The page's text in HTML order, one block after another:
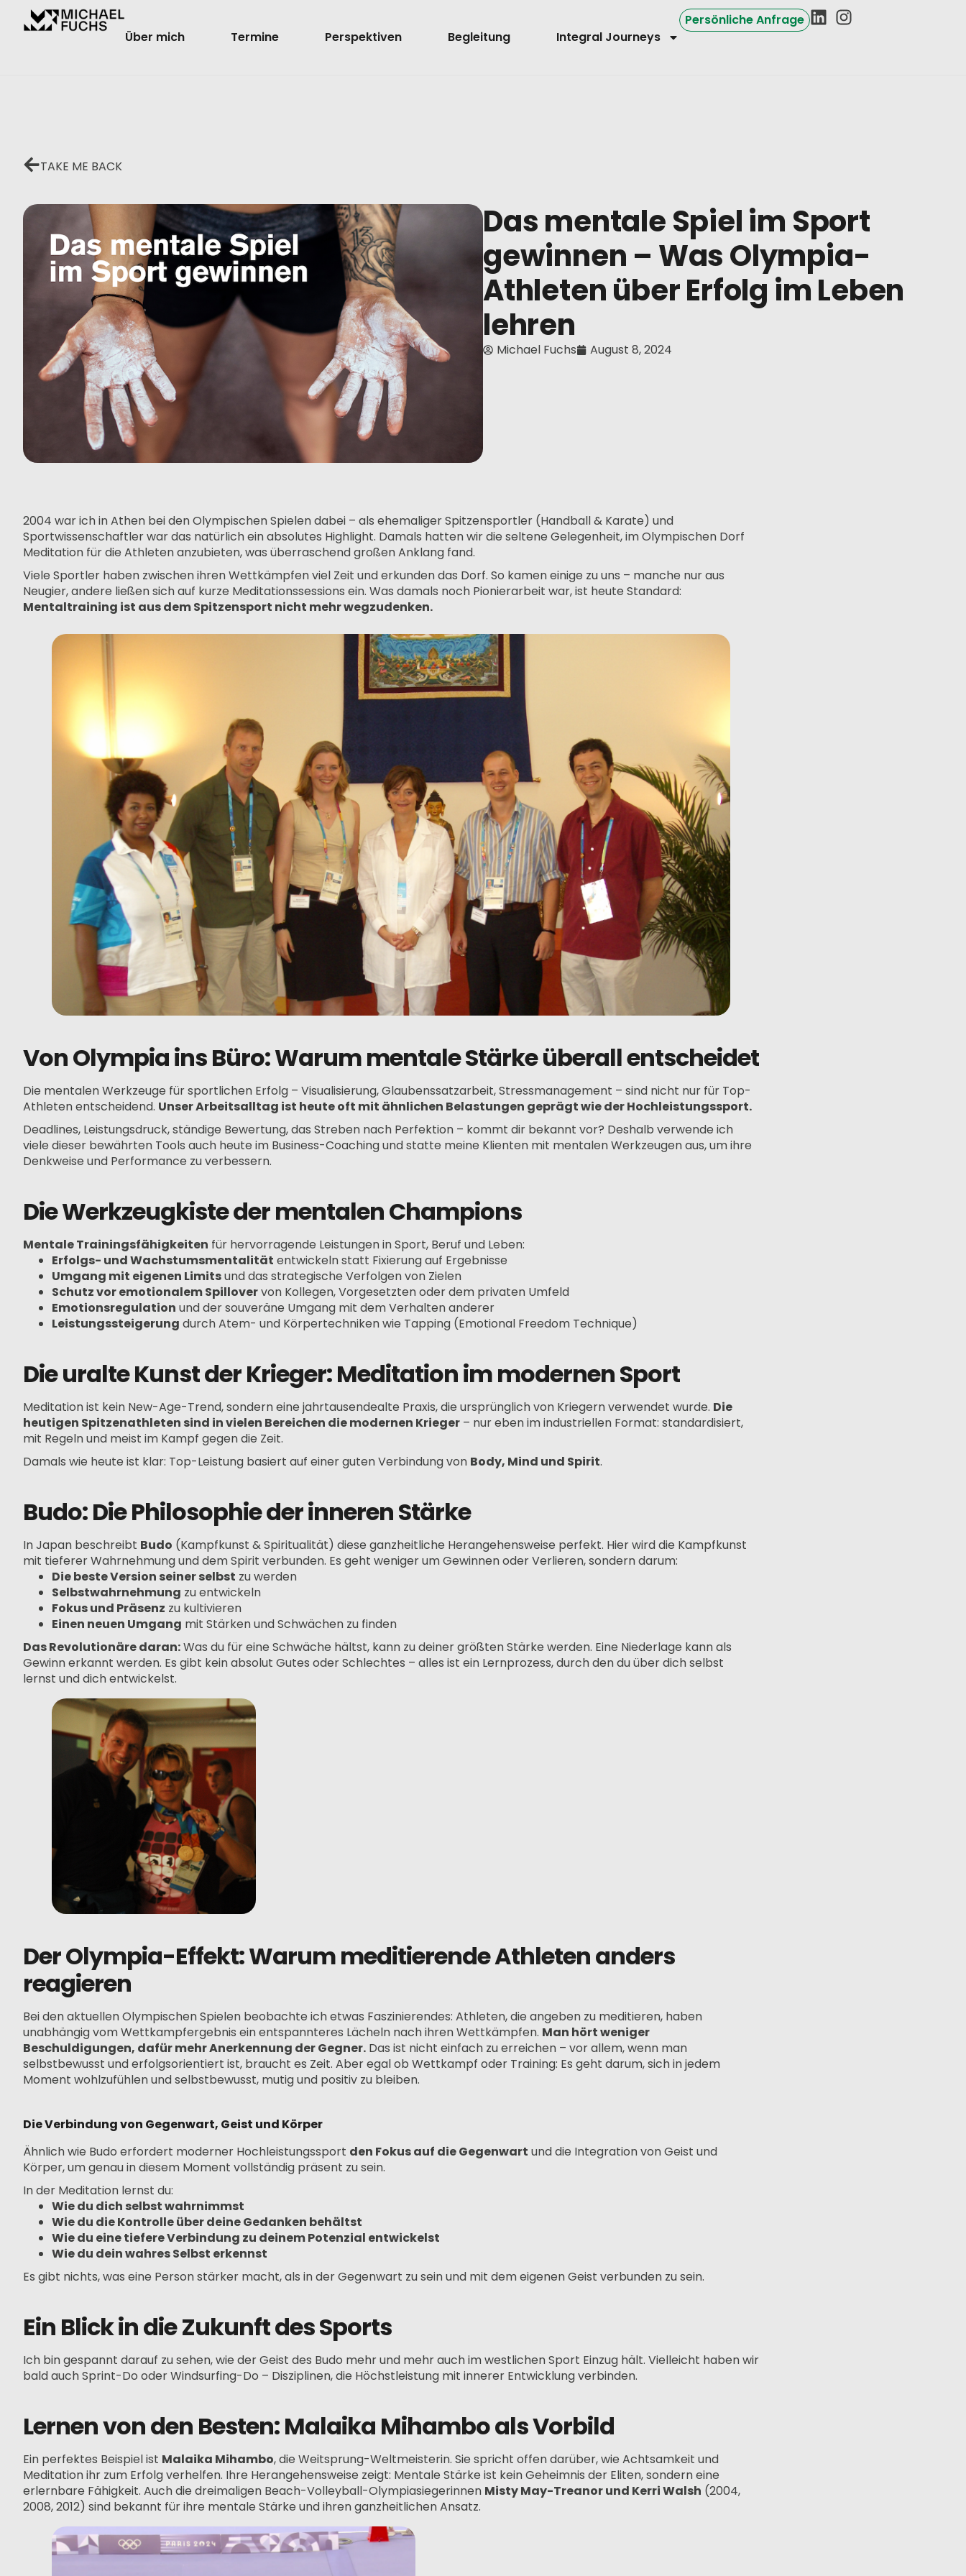
Über mich Termine Perspektiven Begleitung Integral Journeys
Persönliche Anfrage
TAKE ME BACK
Das mentale Spiel im Sport
gewinnen – Was Olympia-
Athleten über Erfolg im Leben
lehren
Michael Fuchs August 8, 2024
2004 war ich in Athen bei den Olympischen Spielen dabei – als ehemaliger Spitzensportler (Handball & Karate) und
Sportwissenschaftler war das natürlich ein absolutes Highlight. Damals hatten wir die seltene Gelegenheit, im Olympischen Dorf
Meditation für die Athleten anzubieten, was überraschend großen Anklang fand.
Viele Sportler haben zwischen ihren Wettkämpfen viel Zeit und erkunden das Dorf. So kamen einige zu uns – manche nur aus
Neugier, andere ließen sich auf kurze Meditationssessions ein. Was damals noch Pionierarbeit war, ist heute Standard:
Mentaltraining ist aus dem Spitzensport nicht mehr wegzudenken.
Von Olympia ins Büro: Warum mentale Stärke überall entscheidet
Die mentalen Werkzeuge für sportlichen Erfolg – Visualisierung, Glaubenssatzarbeit, Stressmanagement – sind nicht nur für Top-
Athleten entscheidend. Unser Arbeitsalltag ist heute oft mit ähnlichen Belastungen geprägt wie der Hochleistungssport.
Deadlines, Leistungsdruck, ständige Bewertung, das Streben nach Perfektion – kommt dir bekannt vor? Deshalb verwende ich
viele dieser bewährten Tools auch heute im Business-Coaching und statte meine Klienten mit mentalen Werkzeugen aus, um ihre
Denkweise und Performance zu verbessern.
Die Werkzeugkiste der mentalen Champions
Mentale Trainingsfähigkeiten für hervorragende Leistungen in Sport, Beruf und Leben:
Erfolgs- und Wachstumsmentalität entwickeln statt Fixierung auf Ergebnisse
Umgang mit eigenen Limitsund das strategische Verfolgen von Zielen
Schutz vor emotionalem Spillovervon Kollegen, Vorgesetzten oder dem privaten Umfeld
Emotionsregulation und der souveräne Umgang mit dem Verhalten anderer
Leistungssteigerung durch Atem- und Körpertechniken wie Tapping (Emotional Freedom Technique)
Die uralte Kunst der Krieger: Meditation im modernen Sport
Meditation ist kein New-Age-Trend, sondern eine jahrtausendealte Praxis, die ursprünglich von Kriegern verwendet wurde. Die
heutigen Spitzenathleten sind in vielen Bereichen die modernen Krieger – nur eben im industriellen Format: standardisiert,
mit Regeln und meist im Kampf gegen die Zeit.
Damals wie heute ist klar: Top-Leistung basiert auf einer guten Verbindung von Body, Mind und Spirit.
Budo: Die Philosophie der inneren Stärke
In Japan beschreibt Budo (Kampfkunst & Spiritualität) diese ganzheitliche Herangehensweise perfekt. Hier wird die Kampfkunst
mit tieferer Wahrnehmung und dem Spirit verbunden. Es geht weniger um Gewinnen oder Verlieren, sondern darum:
Die beste Version seiner selbst zu werden
Selbstwahrnehmung zu entwickeln
Fokus und Präsenz zu kultivieren
Einen neuen Umgang mit Stärken und Schwächen zu finden
Das Revolutionäre daran:Was du für eine Schwäche hältst, kann zu deiner größten Stärke werden. Eine Niederlage kann als
Gewinn erkannt werden. Es gibt kein absolut Gutes oder Schlechtes – alles ist ein Lernprozess, durch den du über dich selbst
lernst und dich entwickelst.
Der Olympia-Effekt: Warum meditierende Athleten anders
reagieren
Bei den aktuellen Olympischen Spielen beobachte ich etwas Faszinierendes: Athleten, die angeben zu meditieren, haben
unabhängig vom Wettkampfergebnis ein entspannteres Lächeln nach ihren Wettkämpfen. Man hört weniger
Beschuldigungen, dafür mehr Anerkennung der Gegner. Das ist nicht einfach zu erreichen – vor allem, wenn man
selbstbewusst und erfolgsorientiert ist, braucht es Zeit. Aber egal ob Wettkampf oder Training: Es geht darum, sich in jedem
Moment wohlzufühlen und selbstbewusst, mutig und positiv zu bleiben.
Die Verbindung von Gegenwart, Geist und Körper
Ähnlich wie Budo erfordert moderner Hochleistungssport den Fokus auf die Gegenwart und die Integration von Geist und
Körper, um genau in diesem Moment vollständig präsent zu sein.
In der Meditation lernst du:
Wie du dich selbst wahrnimmst
Wie du die Kontrolle über deine Gedanken behältst
Wie du eine tiefere Verbindung zu deinem Potenzial entwickelst
Wie du dein wahres Selbst erkennst
Es gibt nichts, was eine Person stärker macht, als in der Gegenwart zu sein und mit dem eigenen Geist verbunden zu sein.
Ein Blick in die Zukunft des Sports
Ich bin gespannt darauf zu sehen, wie der Geist des Budo mehr und mehr auch im westlichen Sport Einzug hält. Vielleicht haben wir
bald auch Sprint-Do oder Windsurfing-Do – Disziplinen, die Höchstleistung mit innerer Entwicklung verbinden.
Lernen von den Besten: Malaika Mihambo als Vorbild
Ein perfektes Beispiel ist Malaika Mihambo, die Weitsprung-Weltmeisterin. Sie spricht offen darüber, wie Achtsamkeit und
Meditation ihr zum Erfolg verhelfen. Ihre Herangehensweise zeigt: Mentale Stärke ist kein Geheimnis der Eliten, sondern eine
erlernbare Fähigkeit. Auch die dreimaligen Beach-Volleyball-Olympiasiegerinnen Misty May-Treanor und Kerri Walsh (2004,
2008, 2012) sind bekannt für ihre mentale Stärke und ihren ganzheitlichen Ansatz.